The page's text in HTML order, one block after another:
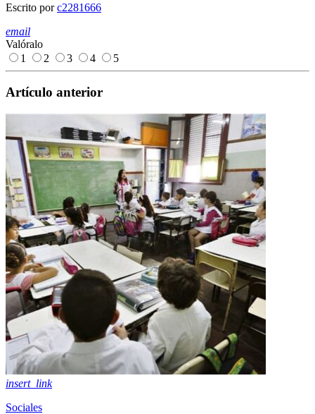
Escrito porc2281666
email
Valóralo
1
2 3 4 5
Artículo anterior
insert_link
Sociales